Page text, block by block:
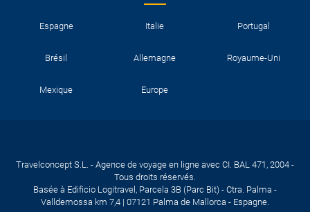
Espagne Italie Portugal
Brésil Allemagne Royaume-Uni
Mexique Europe
Travelconcept S.L. - Agence de voyage en ligne avec CI. BAL 471, 2004 -
Tous droits réservés.
Basée à Edificio Logitravel, Parcela 3B (Parc Bit) - Ctra. Palma -
Valldemossa km 7,4 | 07121 Palma de Mallorca - Espagne.